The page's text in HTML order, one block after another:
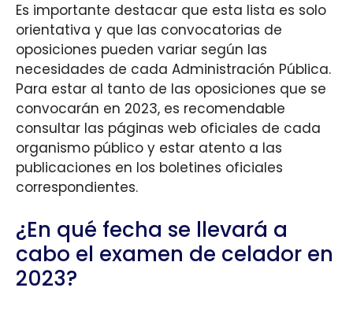
Es importante destacar que esta lista es solo
orientativa y que las convocatorias de
oposiciones pueden variar según las
necesidades de cada Administración Pública.
Para estar al tanto de las oposiciones que se
convocarán en 2023, es recomendable
consultar las páginas web oficiales de cada
organismo público y estar atento a las
publicaciones en los boletines oficiales
correspondientes.
¿En qué fecha se llevará a
cabo el examen de celador en
2023?